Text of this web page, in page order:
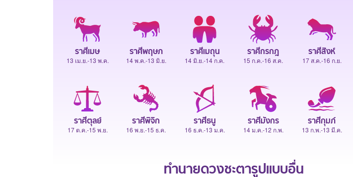
ราศีเมษ
13 เม.ย.-13 พ.ค.
ราศีพฤษภ
14 พ.ค.-13 มิ.ย.
ราศีเมถุน
14 มิ.ย.-14 ก.ค.
ราศีกรกฎ
15 ก.ค.-16 ส.ค.
ราศีสิงห์
17 ส.ค.-16 ก.ย.
ราศีตุลย์
17 ต.ค.-15 พ.ย.
ราศีพิจิก
16 พ.ย.-15 ธ.ค.
ราศีธนู
16 ธ.ค.-13 ม.ค.
ราศีมังกร
14 ม.ค.-12 ก.พ.
ราศีกุมภ์
13 ก.พ.-13 มี.ค.
ทำนายดวงชะตารูปแบบอื่น